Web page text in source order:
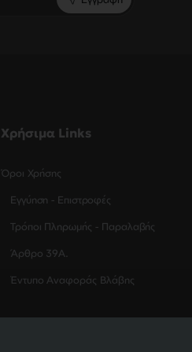
Χρήσιμα Links
Όροι Χρήσης
Εγγύηση - Επιστροφές
Τρόποι Πληρωμής - Παραλαβής
Άρθρο 39Α.
Έντυπο Αναφοράς Βλάβης